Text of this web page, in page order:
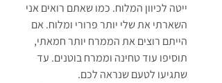
ייטה לכיוון המלוח. כמו שאתם רואים אני
השארתי את שלי יותר פרורי ומלוח. אם
הייתם רוצים את הממרח יותר חמאתי,
תוסיפו עוד טחינה וממרח בוטנים. עד
שתגיעו לטעם שנראה לכם.